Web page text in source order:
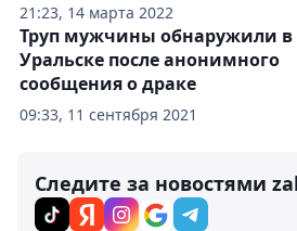
21:23, 14 марта 2022
09:33, 11 сентября 2021
Труп мужчины обнаружили в
Уральске после анонимного
сообщения о драке
Следите за новостями